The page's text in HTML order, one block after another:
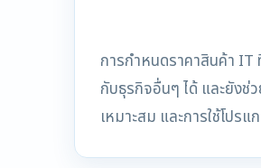
การกำหนดราคาสินค้า
กับธุรกิจอื่นๆ ได้ และยังช่
เหมาะสม และการใช้โป